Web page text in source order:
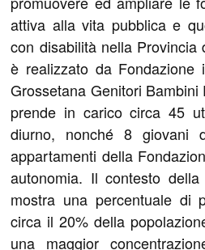
attiva alla vita pubblica e
con disabilità nella Provincia
è realizzato da Fondazione
Grossetana Genitori
prende in carico circa 45
diurno, nonché 8 giovani
appartamenti della
autonomia. Il contesto
mostra una percentuale di
circa il 20% della
una maggior